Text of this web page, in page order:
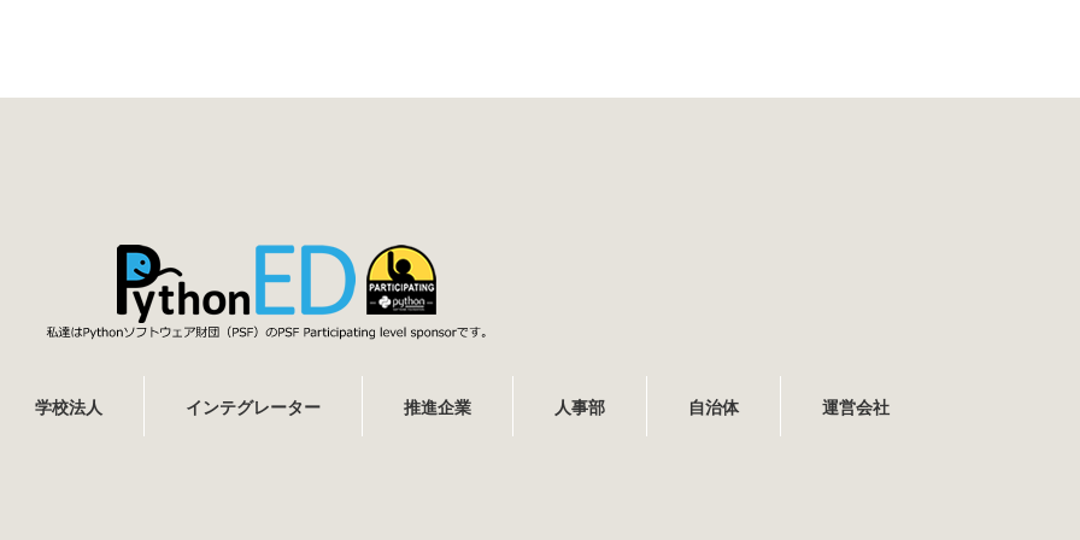
学校法人 インテグレーター 推進企業 人事部 自治体 運営会社